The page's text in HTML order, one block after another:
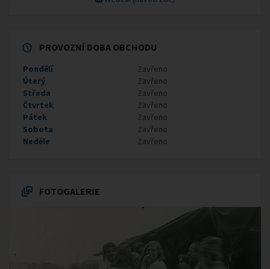
PROVOZNÍ DOBA OBCHODU
Pondělí
Zavřeno
Úterý
Zavřeno
Středa
Zavřeno
Čtvrtek
Zavřeno
Pátek
Zavřeno
Sobota
Zavřeno
Neděle
Zavřeno
FOTOGALERIE